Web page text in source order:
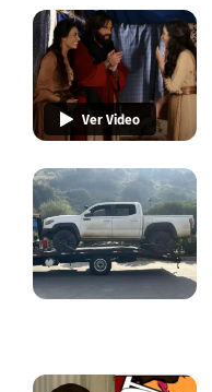
Ver Video